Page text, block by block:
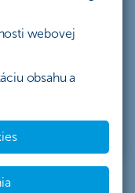
webovej
obsahu a
úspešne
vyznať sa